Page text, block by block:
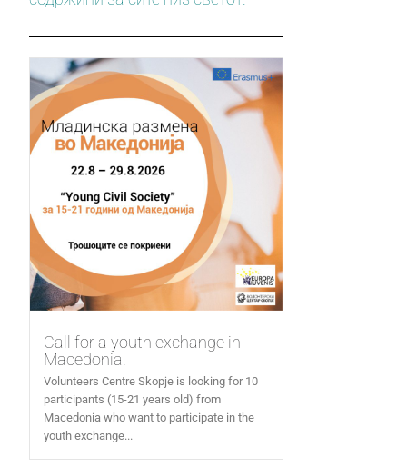
Call for a youth exchange in
Macedonia!
Volunteers Centre Skopje is looking for 10
participants (15-21 years old) from
Macedonia who want to participate in the
youth exchange...